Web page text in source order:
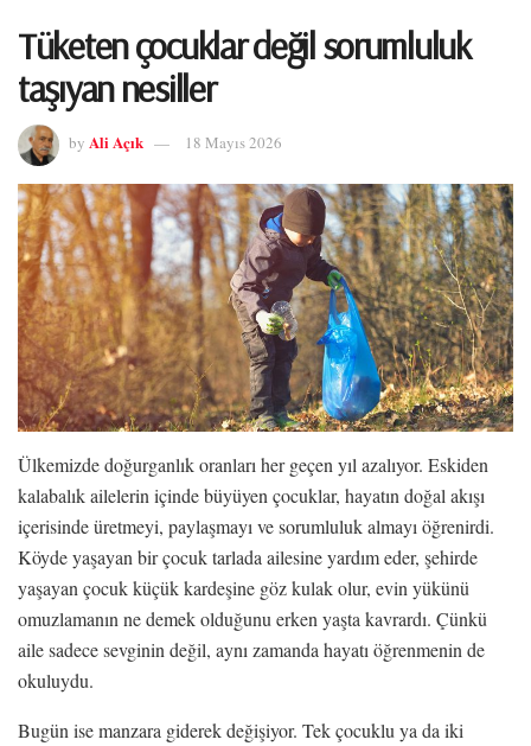
Tüketen çocuklar değil sorumluluk
taşıyan nesiller
by Ali Açık 18 Mayıs 2026
Ülkemizde doğurganlık oranları her geçen yıl azalıyor. Eskiden
kalabalık ailelerin içinde büyüyen çocuklar, hayatın doğal akışı
içerisinde üretmeyi, paylaşmayı ve sorumluluk almayı öğrenirdi.
Köyde yaşayan bir çocuk tarlada ailesine yardım eder, şehirde
yaşayan çocuk küçük kardeşine göz kulak olur, evin yükünü
omuzlamanın ne demek olduğunu erken yaşta kavrardı. Çünkü
aile sadece sevginin değil, aynı zamanda hayatı öğrenmenin de
okuluydu.
Bugün ise manzara giderek değişiyor. Tek çocuklu ya da iki